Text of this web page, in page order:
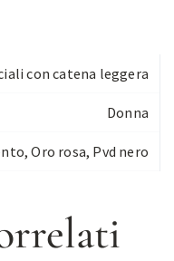
con catena leggera
Donna
Oro rosa, Pvd nero